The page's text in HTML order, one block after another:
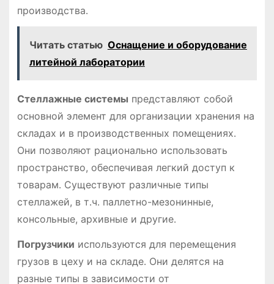
производства․
Читать статью Оснащение и оборудование
литейной лаборатории
Стеллажные системы представляют собой
основной элемент для организации хранения на
складах и в производственных помещениях․
Они позволяют рационально использовать
пространство, обеспечивая легкий доступ к
товарам․ Существуют различные типы
стеллажей, в т․ч․ паллетно-мезонинные,
консольные, архивные и другие․
Погрузчики используются для перемещения
грузов в цеху и на складе․ Они делятся на
разные типы в зависимости от